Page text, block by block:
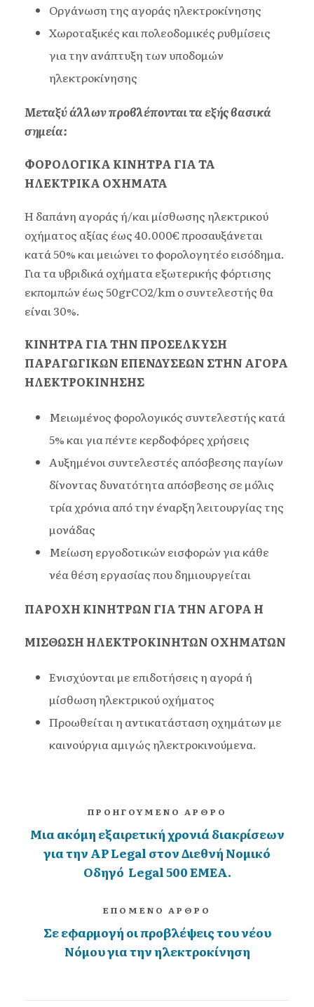
Οργάνωση της αγοράς ηλεκτροκίνησης
Χωροταξικές και πολεοδομικές ρυθμίσεις
για την ανάπτυξη των υποδομών
ηλεκτροκίνησης
Μεταξύ άλλων προβλέπονται τα εξής βασικά
σημεία:
ΦΟΡΟΛΟΓΙΚΑ ΚΙΝΗΤΡΑ ΓΙΑ ΤΑ
ΗΛΕΚΤΡΙΚΑ ΟΧΗΜΑΤΑ
Η δαπάνη αγοράς ή/και μίσθωσης ηλεκτρικού
οχήματος αξίας έως 40.000€ προσαυξάνεται
κατά 50% και μειώνει το φορολογητέο εισόδημα.
Για τα υβριδικά οχήματα εξωτερικής φόρτισης
εκπομπών έως 50grCO2/km ο συντελεστής θα
είναι 30%.
ΚΙΝΗΤΡΑ ΓΙΑ ΤΗΝ ΠΡΟΣΕΛΚΥΣΗ
ΠΑΡΑΓΩΓΙΚΩΝ ΕΠΕΝΔΥΣΕΩΝ ΣΤΗΝ ΑΓΟΡΑ
ΗΛΕΚΤΡΟΚΙΝΗΣΗΣ
Μειωμένος φορολογικός συντελεστής κατά
5% και για πέντε κερδοφόρες χρήσεις
Αυξημένοι συντελεστές απόσβεσης παγίων
δίνοντας δυνατότητα απόσβεσης σε μόλις
τρία χρόνια από την έναρξη λειτουργίας της
μονάδας
Μείωση εργοδοτικών εισφορών για κάθε
νέα θέση εργασίας που δημιουργείται
ΠΑΡΟΧΗ ΚΙΝΗΤΡΩΝ ΓΙΑ ΤΗΝ ΑΓΟΡΑ Η
ΜΙΣΘΩΣΗ ΗΛΕΚΤΡΟΚΙΝΗΤΩΝ ΟΧΗΜΑΤΩΝ
Ενισχύονται με επιδοτήσεις η αγορά ή
μίσθωση ηλεκτρικού οχήματος
Προωθείται η αντικατάσταση οχημάτων με
καινούργια αμιγώς ηλεκτροκινούμενα.
ΠΡΟΗΓΟΥΜΕΝΟ ΑΡΘΡΟ
Μια ακόμη εξαιρετική χρονιά διακρίσεων
για την AP Legal στον Διεθνή Νομικό
Οδηγό Legal 500 EMEA.
ΕΠΟΜΕΝΟ ΑΡΘΡΟ
Σε εφαρμογή οι προβλέψεις του νέου
Νόμου για την ηλεκτροκίνηση